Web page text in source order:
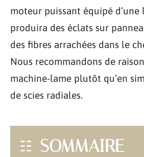
moteur puissant équipé
produira des éclats sur
des fibres arrachées dans le
Nous recommandons de
machine-lame plutôt qu’en
de scies radiales.
SOMMAIRE